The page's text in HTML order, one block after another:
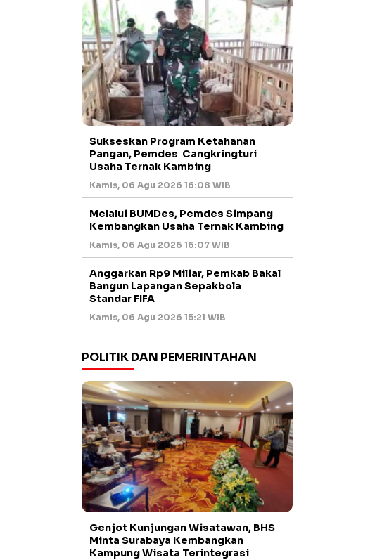
Sukseskan Program Ketahanan
Pangan, Pemdes Cangkringturi
Usaha Ternak Kambing
Kamis, 06 Agu 2026 16:08 WIB
Melalui BUMDes, Pemdes Simpang
Kembangkan Usaha Ternak Kambing
Kamis, 06 Agu 2026 16:07 WIB
Anggarkan Rp9 Miliar, Pemkab Bakal
Bangun Lapangan Sepakbola
Standar FIFA
Kamis, 06 Agu 2026 15:21 WIB
POLITIK DAN PEMERINTAHAN
Genjot Kunjungan Wisatawan, BHS
Minta Surabaya Kembangkan
Kampung Wisata Terintegrasi